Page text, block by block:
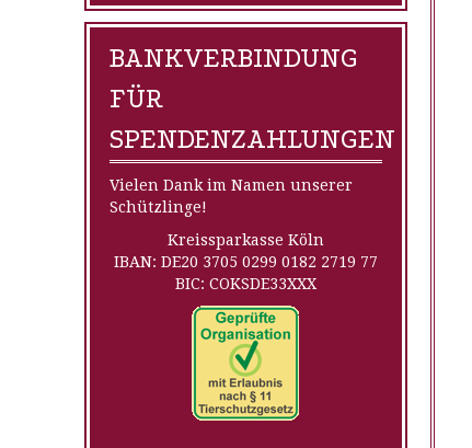
BANKVERBINDUNG
FÜR
SPENDENZAHLUNGEN
Vielen Dank im Namen unserer
Schützlinge!
Kreissparkasse Köln
IBAN: DE20 3705 0299 0182 2719 77
BIC: COKSDE33XXX